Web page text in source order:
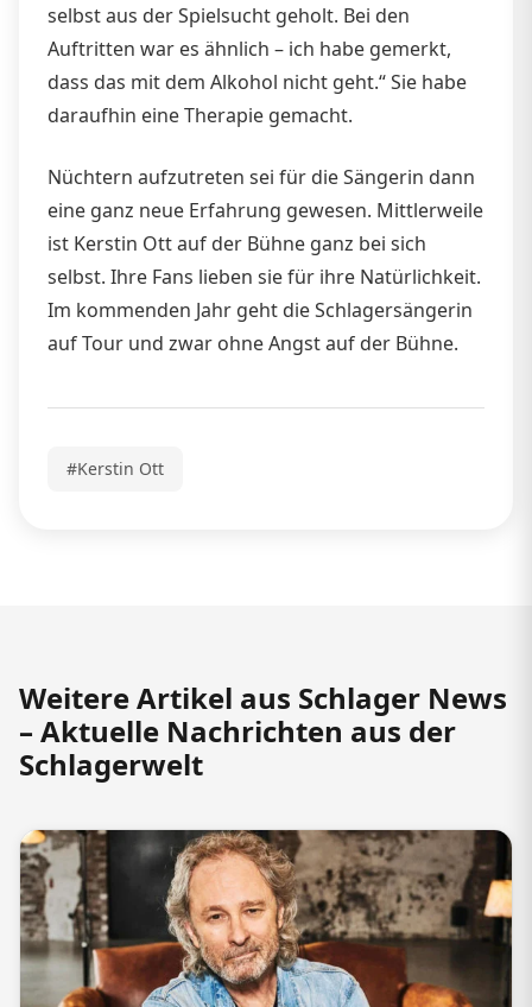
selbst aus der Spielsucht geholt. Bei den
Auftritten war es ähnlich – ich habe gemerkt,
dass das mit dem Alkohol nicht geht.“ Sie habe
daraufhin eine Therapie gemacht.
Nüchtern aufzutreten sei für die Sängerin dann
eine ganz neue Erfahrung gewesen. Mittlerweile
ist Kerstin Ott auf der Bühne ganz bei sich
selbst. Ihre Fans lieben sie für ihre Natürlichkeit.
Im kommenden Jahr geht die Schlagersängerin
auf Tour und zwar ohne Angst auf der Bühne.
#Kerstin Ott
Weitere Artikel aus Schlager News
– Aktuelle Nachrichten aus der
Schlagerwelt